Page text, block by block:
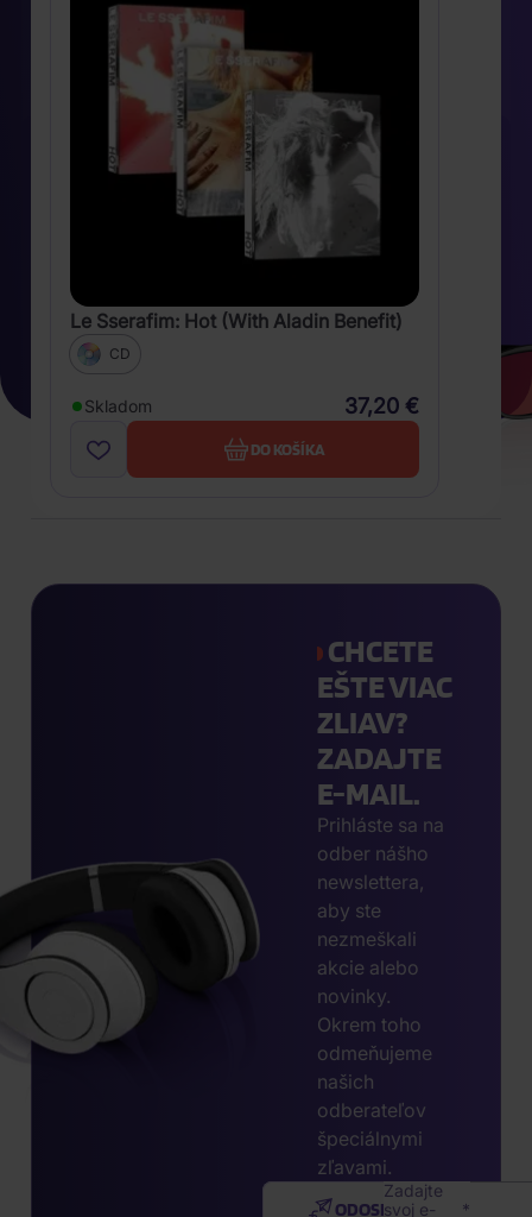
Le Sserafim: Hot (With Aladin Benefit)
CD
Skladom 37,20 €
DO KOŠÍKA
CHCETE
EŠTE VIAC
ZLIAV?
ZADAJTE
E-MAIL.
Prihláste sa na
odber nášho
newslettera,
aby ste
nezmeškali
akcie alebo
novinky.
Okrem toho
odmeňujeme
našich
odberateľov
špeciálnymi
zľavami.
Zadajte
svoj e-
ODOSLAŤ